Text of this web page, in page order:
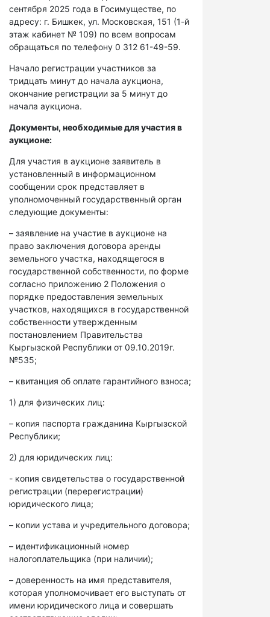
сентября 2025 года в Госимуществе, по
адресу: г. Бишкек, ул. Московская, 151 (1-й
этаж кабинет № 109) по всем вопросам
обращаться по телефону 0 312 61-49-59.
Начало регистрации участников за
тридцать минут до начала аукциона,
окончание регистрации за 5 минут до
начала аукциона.
Документы, необходимые для участия в
аукционе:
Для участия в аукционе заявитель в
установленный в информационном
сообщении срок представляет в
уполномоченный государственный орган
следующие документы:
– заявление на участие в аукционе на
право заключения договора аренды
земельного участка, находящегося в
государственной собственности, по форме
согласно приложению 2 Положения о
порядке предоставления земельных
участков, находящихся в государственной
собственности утвержденным
постановлением Правительства
Кыргызской Республики от 09.10.2019г.
№535;
– квитанция об оплате гарантийного взноса;
1) для физических лиц:
– копия паспорта гражданина Кыргызской
Республики;
2) для юридических лиц:
- копия свидетельства о государственной
регистрации (перерегистрации)
юридического лица;
– копии устава и учредительного договора;
– идентификационный номер
налогоплательщика (при наличии);
– доверенность на имя представителя,
которая уполномочивает его выступать от
имени юридического лица и совершать